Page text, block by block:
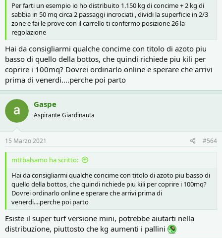
Per farti un esempio io ho distribuito 1.150 kg di concime + 2 kg di
sabbia in 50 mq circa 2 passaggi incrociati , dividi la superficie in 2/3
zone e fai le prove con il carrello ti confermo posizione 26 la
regolazione
Hai da consigliarmi qualche concime con titolo di azoto piu
basso di quello della bottos, che quindi richiede piu kili per
coprire i 100mq? Dovrei ordinarlo online e sperare che arrivi
prima di venerdi....perche poi parto
Gaspe
Aspirante Giardinauta
15 Marzo 2021 #564
mttbalsamo ha scritto:
Hai da consigliarmi qualche concime con titolo di azoto piu basso di
quello della bottos, che quindi richiede piu kili per coprire i 100mq?
Dovrei ordinarlo online e sperare che arrivi prima di
venerdi....perche poi parto
Esiste il super turf versione mini, potrebbe aiutarti nella
distribuzione, piuttosto che kg aumenti i pallini